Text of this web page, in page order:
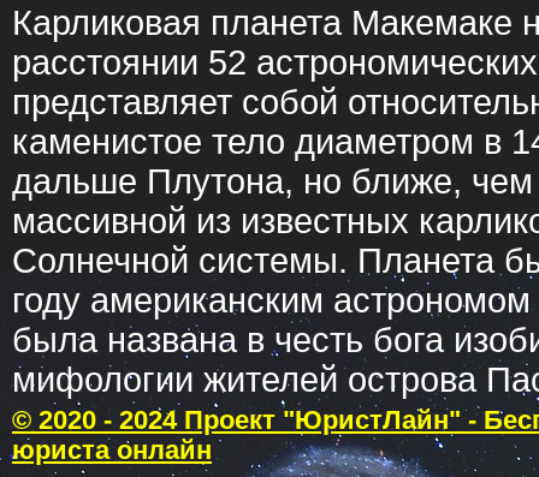
Карликовая планета Макемаке
расстоянии 52
представляет собой
каменистое тело диаметром в
дальше Плутона, но ближе,
массивной из известных
Солнечной системы. Планета
году американским
была названа в честь бога
мифологии жителей острова
© 2020 - 2024 Проект "ЮристЛайн" -
юриста онлайн